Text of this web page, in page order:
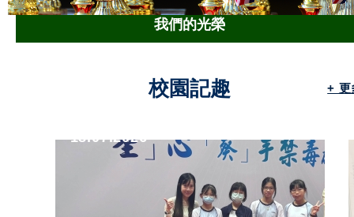
我們的光榮
校園記趣 + 更
18.07.2026